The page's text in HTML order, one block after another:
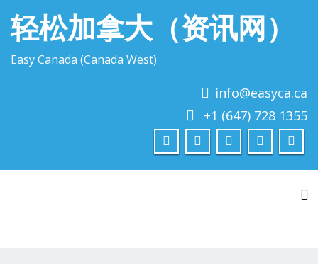
轻松加拿大（资讯网）
Easy Canada (Canada West)
info@easyca.ca
+1 (647) 728 1355